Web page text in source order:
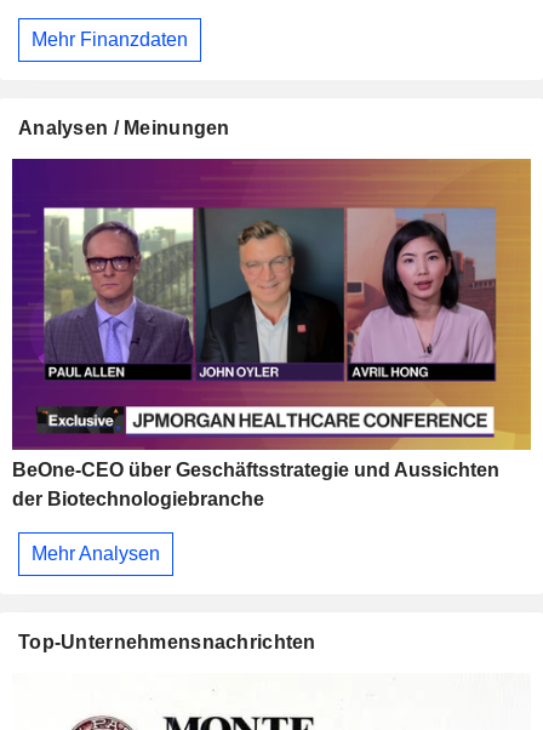
Mehr Finanzdaten
Analysen / Meinungen
BeOne-CEO über Geschäftsstrategie und Aussichten
der Biotechnologiebranche
Mehr Analysen
Top-Unternehmensnachrichten